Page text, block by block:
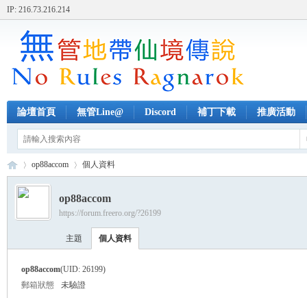
IP: 216.73.216.214
論壇首頁 無管Line@ Discord 補丁下載 推廣活動
›
op88accom 個人資料
op88accom
https://forum.freero.org/?26199
主題 個人資料
op88accom(UID: 26199)
郵箱狀態
未驗證